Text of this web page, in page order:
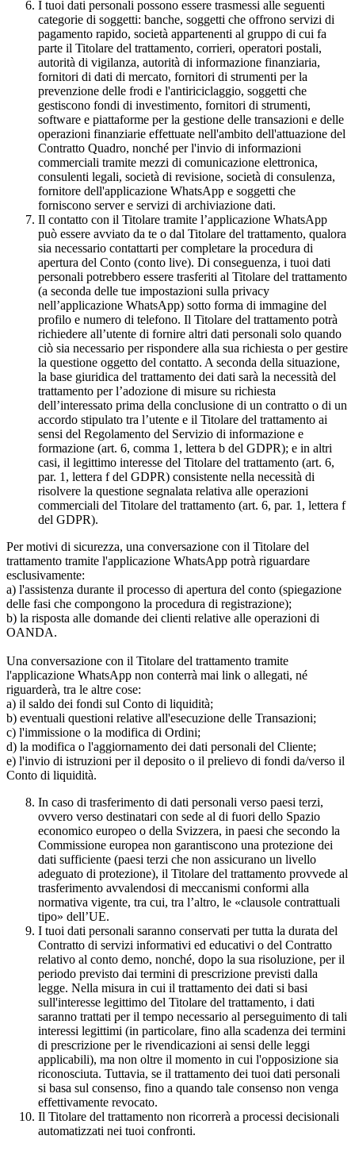
I tuoi dati personali possono essere trasmessi alle seguenti
categorie di soggetti: banche, soggetti che offrono servizi di
pagamento rapido, società appartenenti al gruppo di cui fa
parte il Titolare del trattamento, corrieri, operatori postali,
autorità di vigilanza, autorità di informazione finanziaria,
fornitori di dati di mercato, fornitori di strumenti per la
prevenzione delle frodi e l'antiriciclaggio, soggetti che
gestiscono fondi di investimento, fornitori di strumenti,
software e piattaforme per la gestione delle transazioni e delle
operazioni finanziarie effettuate nell'ambito dell'attuazione del
Contratto Quadro, nonché per l'invio di informazioni
commerciali tramite mezzi di comunicazione elettronica,
consulenti legali, società di revisione, società di consulenza,
fornitore dell'applicazione WhatsApp e soggetti che
forniscono server e servizi di archiviazione dati.
Il contatto con il Titolare tramite l’applicazione WhatsApp
può essere avviato da te o dal Titolare del trattamento, qualora
sia necessario contattarti per completare la procedura di
apertura del Conto (conto live). Di conseguenza, i tuoi dati
personali potrebbero essere trasferiti al Titolare del trattamento
(a seconda delle tue impostazioni sulla privacy
nell’applicazione WhatsApp) sotto forma di immagine del
profilo e numero di telefono. Il Titolare del trattamento potrà
richiedere all’utente di fornire altri dati personali solo quando
ciò sia necessario per rispondere alla sua richiesta o per gestire
la questione oggetto del contatto. A seconda della situazione,
la base giuridica del trattamento dei dati sarà la necessità del
trattamento per l’adozione di misure su richiesta
dell’interessato prima della conclusione di un contratto o di un
accordo stipulato tra l’utente e il Titolare del trattamento ai
sensi del Regolamento del Servizio di informazione e
formazione (art. 6, comma 1, lettera b del GDPR); e in altri
casi, il legittimo interesse del Titolare del trattamento (art. 6,
par. 1, lettera f del GDPR) consistente nella necessità di
risolvere la questione segnalata relativa alle operazioni
commerciali del Titolare del trattamento (art. 6, par. 1, lettera f
del GDPR).
Per motivi di sicurezza, una conversazione con il Titolare del
trattamento tramite l'applicazione WhatsApp potrà riguardare
esclusivamente:
a) l'assistenza durante il processo di apertura del conto (spiegazione
delle fasi che compongono la procedura di registrazione);
b) la risposta alle domande dei clienti relative alle operazioni di
OANDA.
Una conversazione con il Titolare del trattamento tramite
l'applicazione WhatsApp non conterrà mai link o allegati, né
riguarderà, tra le altre cose:
a) il saldo dei fondi sul Conto di liquidità;
b) eventuali questioni relative all'esecuzione delle Transazioni;
c) l'immissione o la modifica di Ordini;
d) la modifica o l'aggiornamento dei dati personali del Cliente;
e) l'invio di istruzioni per il deposito o il prelievo di fondi da/verso il
Conto di liquidità.
In caso di trasferimento di dati personali verso paesi terzi,
ovvero verso destinatari con sede al di fuori dello Spazio
economico europeo o della Svizzera, in paesi che secondo la
Commissione europea non garantiscono una protezione dei
dati sufficiente (paesi terzi che non assicurano un livello
adeguato di protezione), il Titolare del trattamento provvede al
trasferimento avvalendosi di meccanismi conformi alla
normativa vigente, tra cui, tra l’altro, le «clausole contrattuali
tipo» dell’UE.
I tuoi dati personali saranno conservati per tutta la durata del
Contratto di servizi informativi ed educativi o del Contratto
relativo al conto demo, nonché, dopo la sua risoluzione, per il
periodo previsto dai termini di prescrizione previsti dalla
legge. Nella misura in cui il trattamento dei dati si basi
sull'interesse legittimo del Titolare del trattamento, i dati
saranno trattati per il tempo necessario al perseguimento di tali
interessi legittimi (in particolare, fino alla scadenza dei termini
di prescrizione per le rivendicazioni ai sensi delle leggi
applicabili), ma non oltre il momento in cui l'opposizione sia
riconosciuta. Tuttavia, se il trattamento dei tuoi dati personali
si basa sul consenso, fino a quando tale consenso non venga
effettivamente revocato.
Il Titolare del trattamento non ricorrerà a processi decisionali
automatizzati nei tuoi confronti.